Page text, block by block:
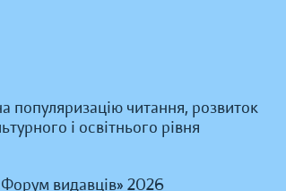
популяризацію читання, розвиток
і освітнього рівня
видавців» 2026